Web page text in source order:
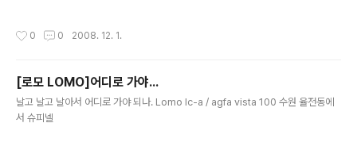
0 0 2008. 12. 1.
[로모 LOMO]어디로 가야...
날고 날고 날아서 어디로 가야 되나. Lomo lc-a / agfa vista 100 수원 율전동에
서 슈피넬